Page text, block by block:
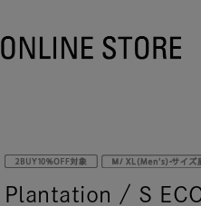
Plantation / S